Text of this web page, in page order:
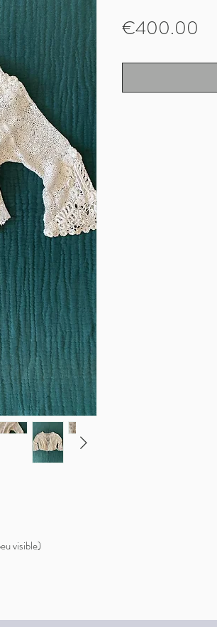
visible)
€400.00